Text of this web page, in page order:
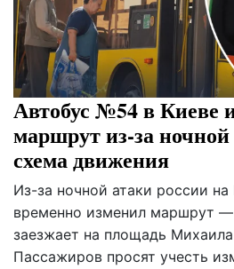
Автобус №54 в Киеве
маршрут из-за
схема движения
Из-за ночной атаки россии
временно изменил маршрут —
заезжает на площадь
Пассажиров просят учесть